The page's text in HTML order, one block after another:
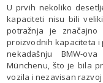
U prvih nekoliko
kapaciteti nisu bili
potražnja je
proizvodnih kapaciteta
nekadašnju BMW-
Münchenu, što je bila
vozila i nezavisan